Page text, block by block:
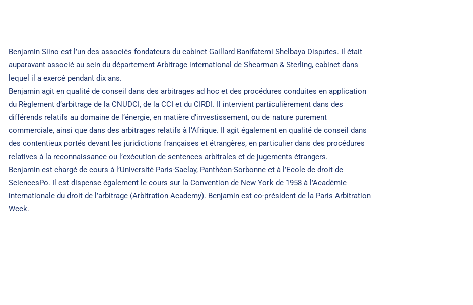
Benjamin Siino est l’un des associés fondateurs du cabinet Gaillard Banifatemi Shelbaya Disputes. Il était
auparavant associé au sein du département Arbitrage international de Shearman & Sterling, cabinet dans
lequel il a exercé pendant dix ans.
Benjamin agit en qualité de conseil dans des arbitrages ad hoc et des procédures conduites en application
du Règlement d’arbitrage de la CNUDCI, de la CCI et du CIRDI. Il intervient particulièrement dans des
différends relatifs au domaine de l’énergie, en matière d’investissement, ou de nature purement
commerciale, ainsi que dans des arbitrages relatifs à l’Afrique. Il agit également en qualité de conseil dans
des contentieux portés devant les juridictions françaises et étrangères, en particulier dans des procédures
relatives à la reconnaissance ou l’exécution de sentences arbitrales et de jugements étrangers.
Benjamin est chargé de cours à l’Université Paris-Saclay, Panthéon-Sorbonne et à l’Ecole de droit de
SciencesPo. Il est dispense également le cours sur la Convention de New York de 1958 à l’Académie
internationale du droit de l’arbitrage (Arbitration Academy). Benjamin est co-président de la Paris Arbitration
Week.